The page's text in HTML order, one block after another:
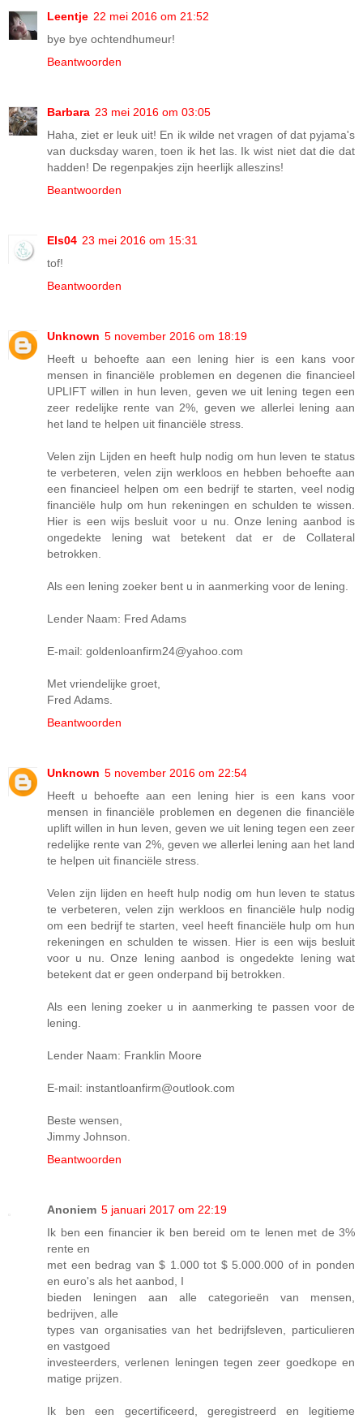
Leentje 22 mei 2016 om 21:52
bye bye ochtendhumeur!
Beantwoorden
Barbara 23 mei 2016 om 03:05
Haha, ziet er leuk uit! En ik wilde net vragen of dat pyjama's
van ducksday waren, toen ik het las. Ik wist niet dat die dat
hadden! De regenpakjes zijn heerlijk alleszins!
Beantwoorden
Els04 23 mei 2016 om 15:31
tof!
Beantwoorden
Unknown 5 november 2016 om 18:19
Heeft u behoefte aan een lening hier is een kans voor
mensen in financiële problemen en degenen die financieel
UPLIFT willen in hun leven, geven we uit lening tegen een
zeer redelijke rente van 2%, geven we allerlei lening aan
het land te helpen uit financiële stress.
Velen zijn Lijden en heeft hulp nodig om hun leven te status
te verbeteren, velen zijn werkloos en hebben behoefte aan
een financieel helpen om een bedrijf te starten, veel nodig
financiële hulp om hun rekeningen en schulden te wissen.
Hier is een wijs besluit voor u nu. Onze lening aanbod is
ongedekte lening wat betekent dat er de Collateral
betrokken.
Als een lening zoeker bent u in aanmerking voor de lening.
Lender Naam: Fred Adams
E-mail: goldenloanfirm24@yahoo.com
Met vriendelijke groet,
Fred Adams.
Beantwoorden
Unknown 5 november 2016 om 22:54
Heeft u behoefte aan een lening hier is een kans voor
mensen in financiële problemen en degenen die financiële
uplift willen in hun leven, geven we uit lening tegen een zeer
redelijke rente van 2%, geven we allerlei lening aan het land
te helpen uit financiële stress.
Velen zijn lijden en heeft hulp nodig om hun leven te status
te verbeteren, velen zijn werkloos en financiële hulp nodig
om een ​​bedrijf te starten, veel heeft financiële hulp om hun
rekeningen en schulden te wissen. Hier is een wijs besluit
voor u nu. Onze lening aanbod is ongedekte lening wat
betekent dat er geen onderpand bij betrokken.
Als een lening zoeker u in aanmerking te passen voor de
lening.
Lender Naam: Franklin Moore
E-mail: instantloanfirm@outlook.com
Beste wensen,
Jimmy Johnson.
Beantwoorden
Anoniem 5 januari 2017 om 22:19
Ik ben een financier ik ben bereid om te lenen met de 3%
rente en
met een bedrag van $ 1.000 tot $ 5.000.000 of in ponden
en euro's als het aanbod, I
bieden leningen aan alle categorieën van mensen,
bedrijven, alle
types van organisaties van het bedrijfsleven, particulieren
en vastgoed
investeerders, verlenen leningen tegen zeer goedkope en
matige prijzen.
Ik ben een gecertificeerd, geregistreerd en legitieme